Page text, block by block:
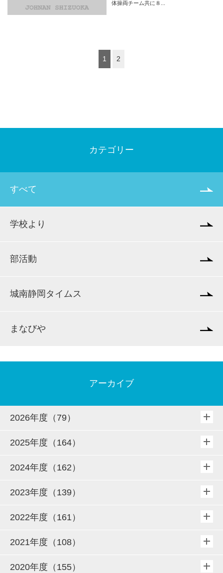
体操両チーム共に８...
1 2
カテゴリー
すべて
学校より
部活動
城南静岡タイムス
まなびや
アーカイブ
2026年度（79）
2025年度（164）
2024年度（162）
2023年度（139）
2022年度（161）
2021年度（108）
2020年度（155）